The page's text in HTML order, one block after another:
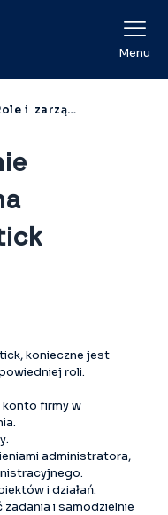
Menu
Role i zarządzanie użytkownikami na platformie Locatick
konieczne jest
roli.
konto firmy w
administratora,
i działań.
i samodzielnie